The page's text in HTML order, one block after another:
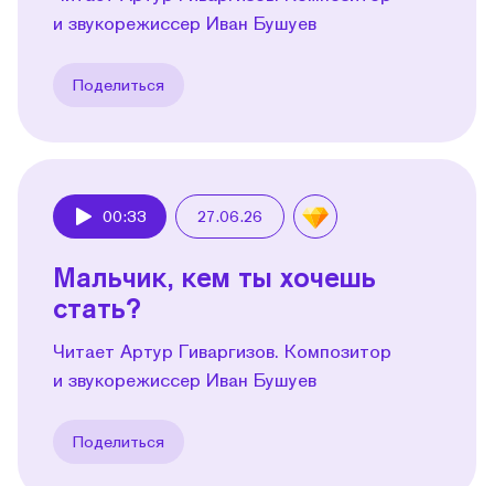
и звукорежиссер Иван Бушуев
Поделиться
00:33 27.06.26
Мальчик, кем ты хочешь
стать?
Читает Артур Гиваргизов. Композитор
и звукорежиссер Иван Бушуев
Поделиться